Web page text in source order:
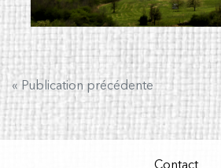
Navigation
de
« Publication précédente
Contact